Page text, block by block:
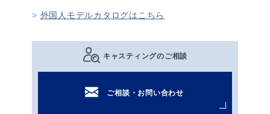
外国人モデルカタログはこちら
キャスティングのご相談
ご相談・お問い合わせ